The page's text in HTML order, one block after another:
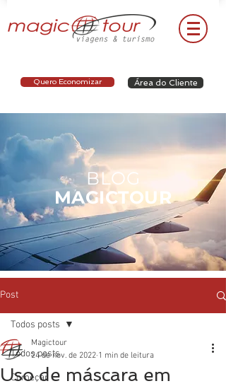
Quero Economizar Área do Cliente
BLOG
MAGICTOUR
Post
Todos posts
Começar
Todos posts
Uso de máscara em
Magictour
24 de nov. de 2022 1 min de leitura